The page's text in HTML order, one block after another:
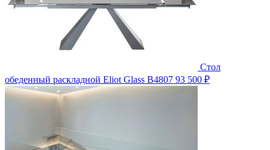
Стол
обеденный раскладной Eliot Glass B4807 93 500 ₽